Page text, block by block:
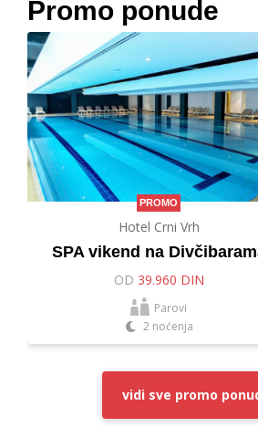
Promo ponude
PROMO
Hotel Crni Vrh
SPA vikend na
OD 39.960 DIN
Parovi
2 noćenja
vidi sve promo